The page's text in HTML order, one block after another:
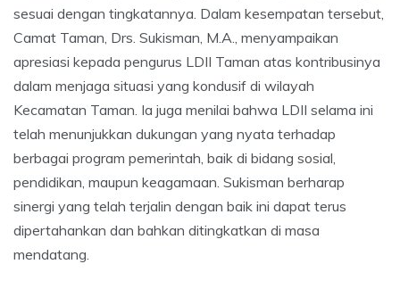
sesuai dengan tingkatannya. Dalam kesempatan tersebut,
Camat Taman, Drs. Sukisman, M.A., menyampaikan
apresiasi kepada pengurus LDII Taman atas kontribusinya
dalam menjaga situasi yang kondusif di wilayah
Kecamatan Taman. Ia juga menilai bahwa LDII selama ini
telah menunjukkan dukungan yang nyata terhadap
berbagai program pemerintah, baik di bidang sosial,
pendidikan, maupun keagamaan. Sukisman berharap
sinergi yang telah terjalin dengan baik ini dapat terus
dipertahankan dan bahkan ditingkatkan di masa
mendatang.